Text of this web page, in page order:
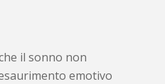
il sonno non
emotivo